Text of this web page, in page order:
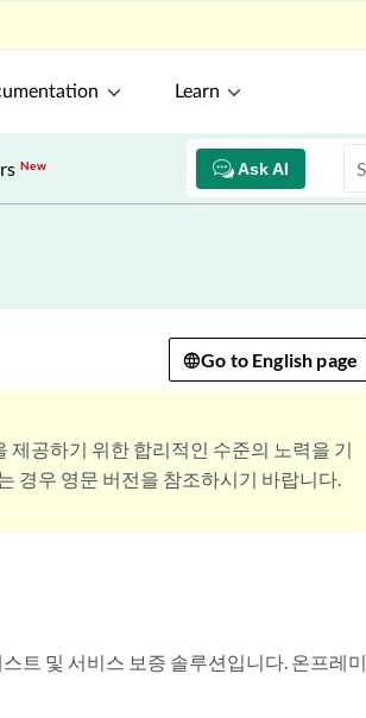
Learn
Ask AI
New
Go to English page
공하기 위한 합리적인 수준의 노력을 기
경우 영문 버전을 참조하시기 바랍니다.
트 및 서비스 보증 솔루션입니다. 온프레미